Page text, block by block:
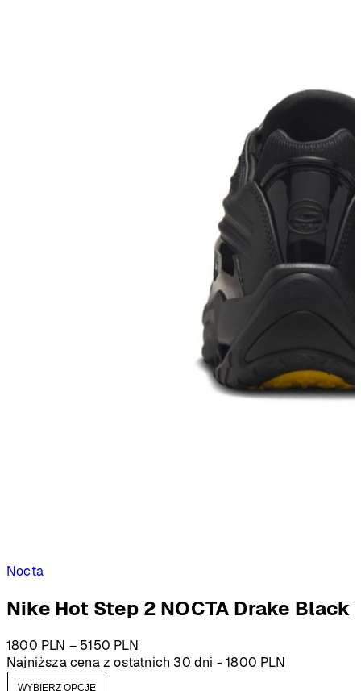
Nocta
Nike Hot Step 2 NOCTA Drake Black
1800 PLN – 5150 PLNZakres
cen:
Najniższa cena z ostatnich 30 dni -1800 PLN